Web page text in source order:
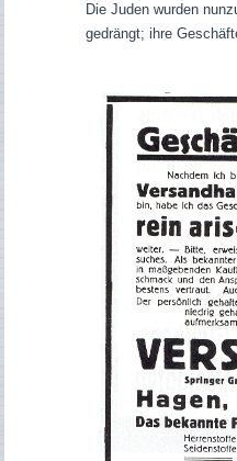
Die Juden wurden
gedrängt; ihre